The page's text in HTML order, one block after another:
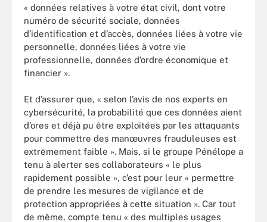
« données relatives à votre état civil, dont votre
numéro de sécurité sociale, données
d’identification et d’accès, données liées à votre vie
personnelle, données liées à votre vie
professionnelle, données d’ordre économique et
financier ».
Et d’assurer que, « selon l’avis de nos experts en
cybersécurité, la probabilité que ces données aient
d’ores et déjà pu être exploitées par les attaquants
pour commettre des manœuvres frauduleuses est
extrêmement faible ». Mais, si le groupe Pénélope a
tenu à alerter ses collaborateurs « le plus
rapidement possible », c’est pour leur « permettre
de prendre les mesures de vigilance et de
protection appropriées à cette situation ». Car tout
de même, compte tenu « des multiples usages